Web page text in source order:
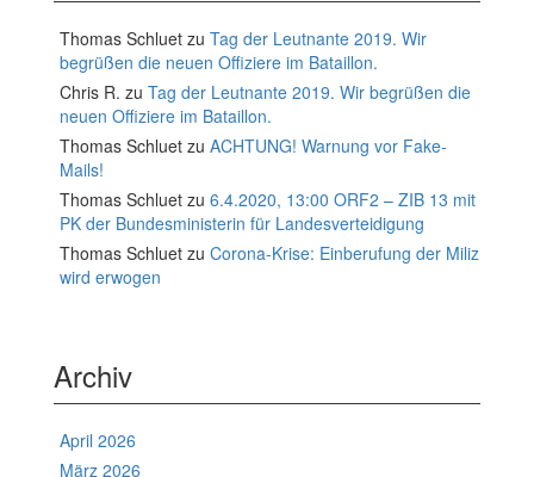
Thomas Schluet zu Tag der Leutnante 2019. Wir
begrüßen die neuen Offiziere im Bataillon.
Chris R. zu Tag der Leutnante 2019. Wir begrüßen die
neuen Offiziere im Bataillon.
Thomas Schluet zu ACHTUNG! Warnung vor Fake-
Mails!
Thomas Schluet zu 6.4.2020, 13:00 ORF2 – ZIB 13 mit
PK der Bundesministerin für Landesverteidigung
Thomas Schluet zu Corona-Krise: Einberufung der Miliz
wird erwogen
Archiv
April 2026
März 2026